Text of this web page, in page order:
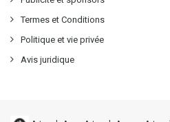
Termes et Conditions
Politique et vie privée
Avis juridique